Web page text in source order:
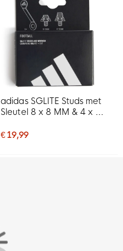
adidas SGLITE Studs met
Sleutel 8 x 8 MM & 4 x 11
€ 19,99